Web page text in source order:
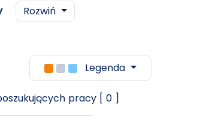
Rozwiń
Legenda
pracy [ 0 ]